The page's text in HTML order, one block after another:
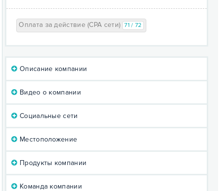
Оплата за действие (CPA сети) 71 / 72
Описание компании
Видео о компании
Социальные сети
Местоположение
Продукты компании
Команда компании